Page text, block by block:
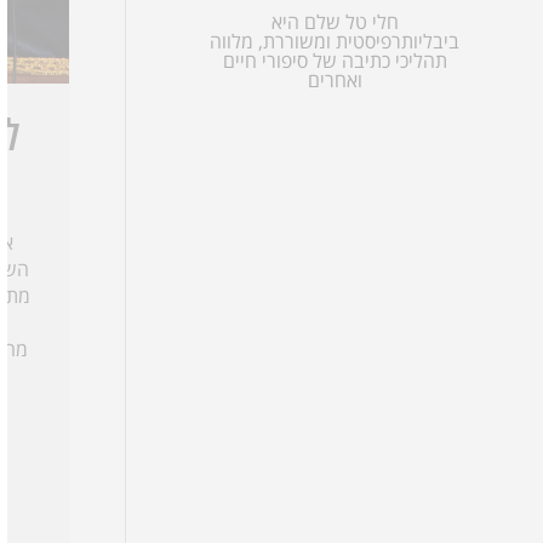
צפניה
חגי
חלי טל שלם היא
ביבליותרפיסטית ומשוררת, מלווה
תהליכי כתיבה של סיפורי חיים
ואחרים